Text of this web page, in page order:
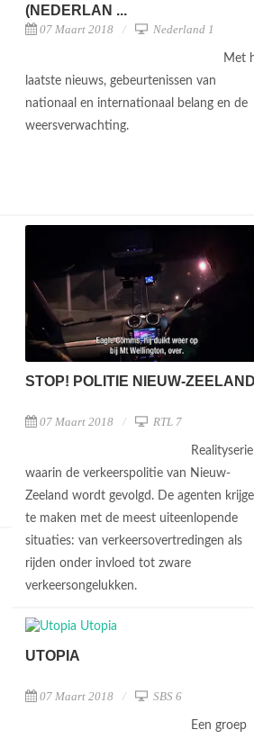
(NEDERLAN ...
07 Maart 2018 Nederland 1
Met
laatste nieuws, gebeurtenissen van
nationaal en internationaal belang en de
weersverwachting.
STOP! POLITIE NIEUW-ZEELAND
07 Maart 2018 RTL 7
Realityserie
waarin de verkeerspolitie van Nieuw-
Zeeland wordt gevolgd. De agenten
te maken met de meest uiteenlopende
situaties: van verkeersovertredingen als
rijden onder invloed tot zware
verkeersongelukken.
UTOPIA
07 Maart 2018 SBS 6
Een groep